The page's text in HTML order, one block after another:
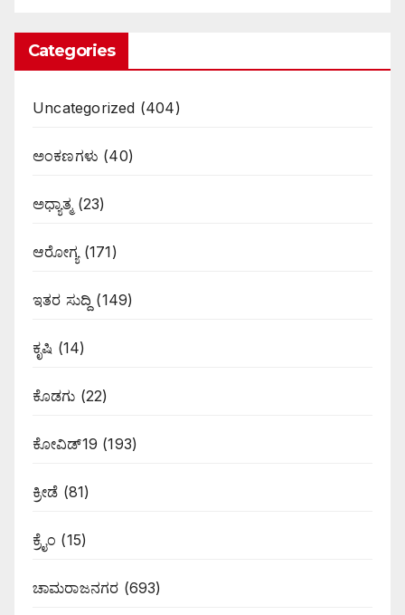
Categories
Uncategorized (404)
ಅಂಕಣಗಳು (40)
ಅಧ್ಯಾತ್ಮ(23)
ಆರೋಗ್ಯ(171)
ಇತರ ಸುದ್ದಿ (149)
ಕೃಷಿ (14)
ಕೊಡಗು (22)
ಕೋವಿಡ್19 (193)
ಕ್ರೀಡೆ (81)
ಕ್ರೈಂ (15)
ಚಾಮರಾಜನಗರ (693)